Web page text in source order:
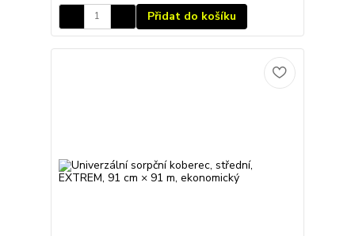
Přidat do košíku